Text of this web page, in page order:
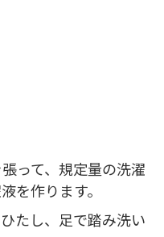
って、規定量の洗濯
を作ります。
たし、足で踏み洗い